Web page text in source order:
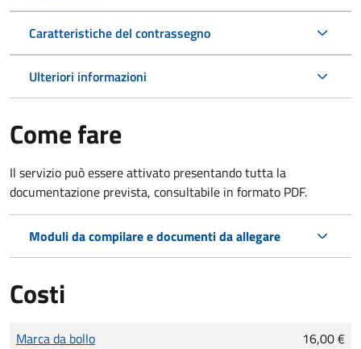
Caratteristiche del contrassegno
Ulteriori informazioni
Come fare
Il servizio può essere attivato presentando tutta la
documentazione prevista, consultabile in formato PDF.
Moduli da compilare e documenti da allegare
Costi
Tipo di pagamento
Importo
Marca da bollo 16,00 €